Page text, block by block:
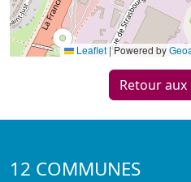
Leaflet |Powered by
Retour
12 COMMUNES